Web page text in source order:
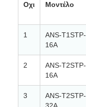
Οχι Μοντέλο
1
ANS-T1STP-
16A
2
ANS-T2STP-
16A
3
ANS-T2STP-